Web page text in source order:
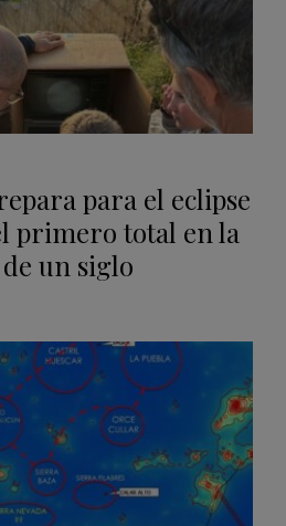
para el eclipse
primero total en la
un siglo